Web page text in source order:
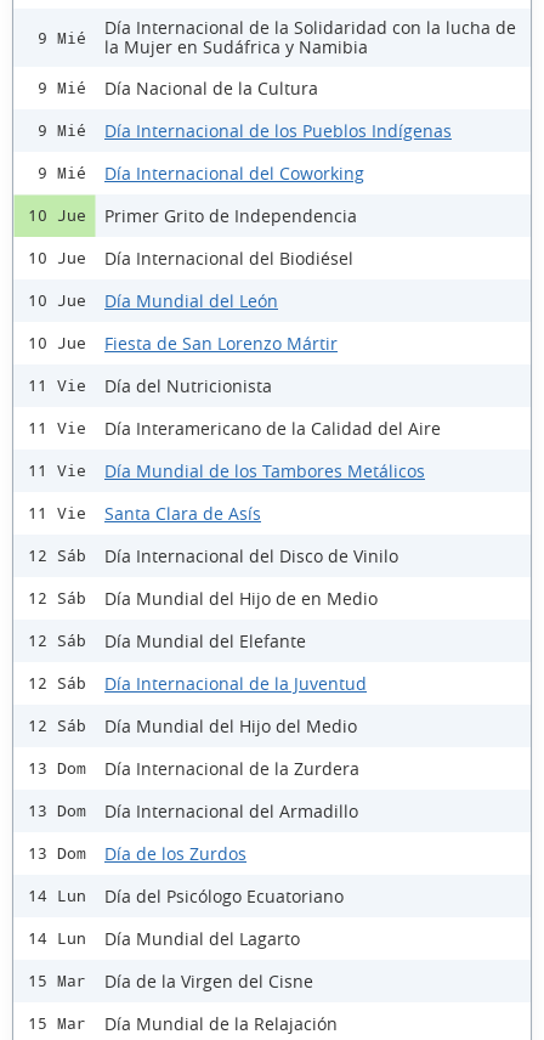
9 Mié
Día Internacional de la Solidaridad con la lucha de
la Mujer en Sudáfrica y Namibia
9 Mié Día Nacional de la Cultura
9 Mié Día Internacional de los Pueblos Indígenas
9 Mié Día Internacional del Coworking
10 Jue Primer Grito de Independencia
10 Jue Día Internacional del Biodiésel
10 Jue Día Mundial del León
10 Jue Fiesta de San Lorenzo Mártir
11 Vie Día del Nutricionista
11 Vie Día Interamericano de la Calidad del Aire
11 Vie Día Mundial de los Tambores Metálicos
11 Vie Santa Clara de Asís
12 Sáb Día Internacional del Disco de Vinilo
12 Sáb Día Mundial del Hijo de en Medio
12 Sáb Día Mundial del Elefante
12 Sáb Día Internacional de la Juventud
12 Sáb Día Mundial del Hijo del Medio
13 Dom Día Internacional de la Zurdera
13 Dom Día Internacional del Armadillo
13 Dom Día de los Zurdos
14 Lun Día del Psicólogo Ecuatoriano
14 Lun Día Mundial del Lagarto
15 Mar Día de la Virgen del Cisne
15 Mar Día Mundial de la Relajación